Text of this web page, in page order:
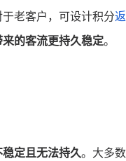
老客户，可设计积分
的客流更持久稳定。
定且无法持久。大多